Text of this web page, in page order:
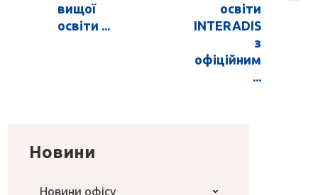
вищої
освіти ...
освіти
INTERADIS
з
офіційним
...
Новини
Новини офісу